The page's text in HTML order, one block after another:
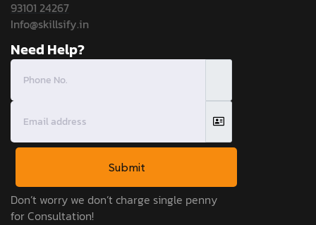
93101 24267
Info@skillsify.in
Need Help?
Submit
Don’t worry we don’t charge single penny
for Consultation!